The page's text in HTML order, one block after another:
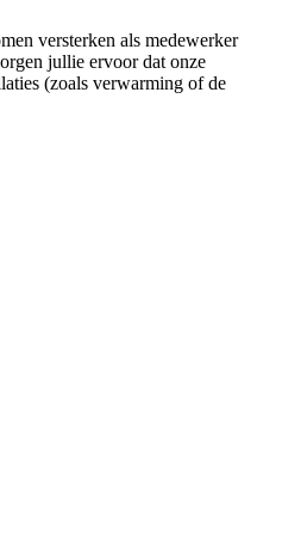
versterken als medewerker
jullie ervoor dat onze
(zoals verwarming of de